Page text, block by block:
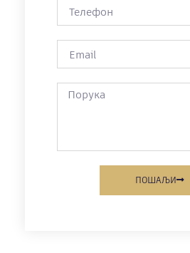
ПОШАЉИ